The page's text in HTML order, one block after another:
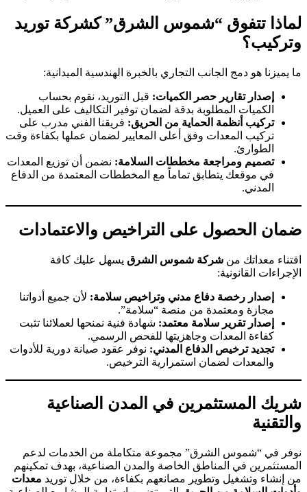
لماذا تتفوق “شموس الشرق” كشركة توريد
وتركيب؟
ما يميزنا هو دمج الجانب التجاري بالخبرة الهندسية الميدانية:
إصدار تقارير حصر الكميات: قبل التوريد، نقوم بحساب
الكميات المطلوبة بدقة لضمان توفير التكاليف على العميل.
تركيب أنظمة الحماية من الحريق: فريقنا الفني مدرب على
تركيب المعدات وفق أعلى المعايير لضمان عملها بكفاءة وقت
الطوارئ.
تصميم ومراجعة مخططات السلامة: نضمن أن توزيع المعدات
في موقعك يتطابق تماماً مع المخططات المعتمدة من الدفاع
المدني.
ضمان الحصول على التراخيص والاعتمادات
اقتناء معداتك من شركة شموس الشرق يسهل عليك كافة
الإجراءات القانونية:
إصدار رخصة دفاع مدني وتراخيص سلامة: لأن جميع أدواتنا
مجازة ومعتمدة من منصة “سلامة”.
إصدار تقرير سلامة معتمد: شهادة فنية نمنحها لعملائنا تثبت
كفاءة المعدات وجاهزيتها للفحص الرسمي.
تجديد ترخيص الدفاع المدني: نوفر عقود صيانة دورية للأدوات
والمعدات لضمان استمرارية الترخيص.
شريك المستثمرين في المدن الصناعية
والتقنية
نوفر في “شموس الشرق” مجموعة متكاملة من الخدمات لدعم
المستثمرين في المناطق الخاصة والمدن الصناعية، بهدف تمكينهم
من إنشاء وتشغيل وتطوير مصانعهم بكفاءة، من خلال توريد معدات